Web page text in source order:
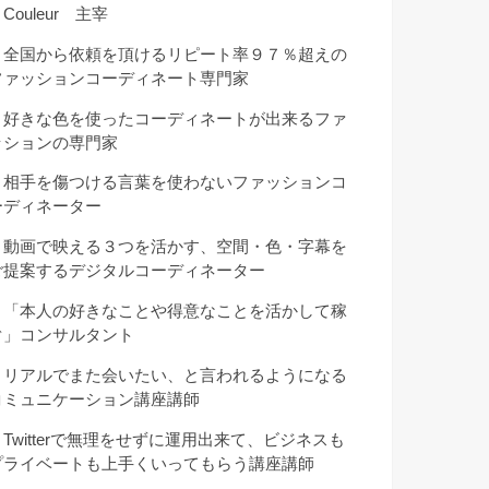
Couleur 主宰
全国から依頼を頂けるリピート率９７％超えの
ァッションコーディネート専門家
好きな色を使ったコーディネートが出来るファ
ションの専門家
相手を傷つける言葉を使わないファッションコ
ディネーター
動画で映える３つを活かす、空間・色・字幕を
提案するデジタルコーディネーター
「本人の好きなことや得意なことを活かして稼
」コンサルタント
リアルでまた会いたい、と言われるようになる
ミュニケーション講座講師
Twitterで無理をせずに運用出来て、ビジネスも
ライベートも上手くいってもらう講座講師